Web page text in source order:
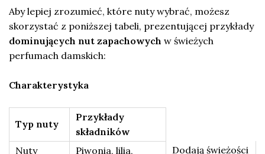
Aby lepiej zrozumieć, które nuty wybrać, możesz
skorzystać z poniższej tabeli, prezentującej przykłady
dominujących nut zapachowych w świeżych
perfumach damskich:
Charakterystyka
Typ nuty
Przykłady
składników
Nuty
Piwonia, lilia,
Dodają świeżości